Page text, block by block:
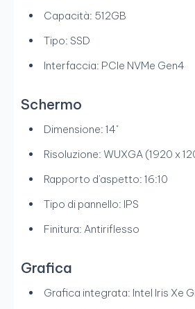
Capacità: 512GB
Tipo: SSD
Interfaccia: PCIe NVMe Gen4
Schermo
Dimensione: 14"
Risoluzione: WUXGA (1920 x
Rapporto d'aspetto: 16:10
Tipo di pannello: IPS
Finitura: Antiriflesso
Grafica
Grafica integrata: Intel Iris Xe